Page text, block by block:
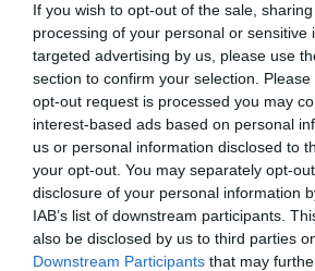
If you wish to opt-out of the sale,
processing of your personal or sensitive
targeted advertising by us, please use
section to confirm your selection.
opt-out request is processed you may
interest-based ads based on personal
us or personal information disclosed to
your opt-out. You may separately opt-
disclosure of your personal information
IAB’s list of downstream participants.
also be disclosed by us to third parties
Downstream Participants that may
“Digitalitzem els
mapes que es
recepcions dels
turístics quan un
demanava
activitats